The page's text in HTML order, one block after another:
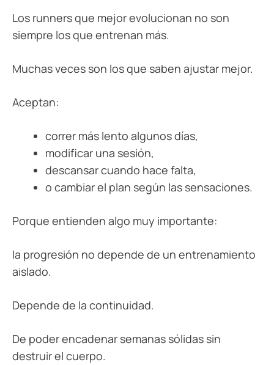
Los runners que mejor evolucionan no son
siempre los que entrenan más.
Muchas veces son los que saben ajustar mejor.
Aceptan:
correr más lento algunos días,
modificar una sesión,
descansar cuando hace falta,
o cambiar el plan según las sensaciones.
Porque entienden algo muy importante:
la progresión no depende de un entrenamiento
aislado.
Depende de la continuidad.
De poder encadenar semanas sólidas sin
destruir el cuerpo.